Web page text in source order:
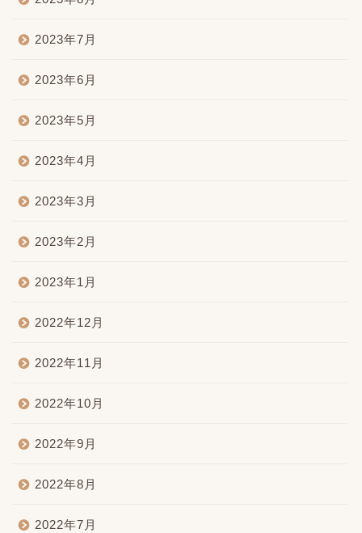
2023年7月
2023年6月
2023年5月
2023年4月
2023年3月
2023年2月
2023年1月
2022年12月
2022年11月
2022年10月
2022年9月
2022年8月
2022年7月